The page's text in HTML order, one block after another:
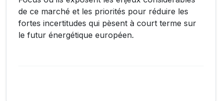
de ce marché et les priorités pour réduire les
fortes incertitudes qui pèsent à court terme sur
le futur énergétique européen.